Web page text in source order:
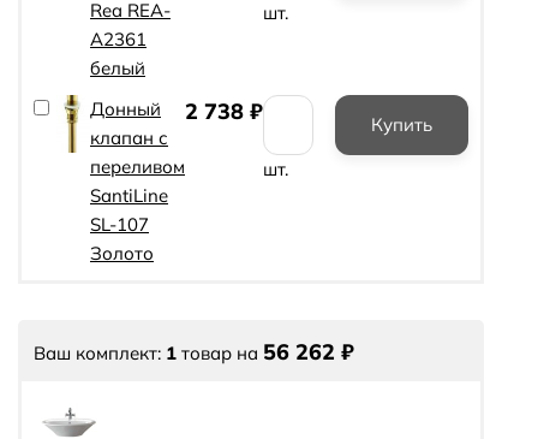
Rea REA-
A2361
белый
шт.
Донный
клапан с
переливом
SantiLine
SL-107
Золото
2 738 ₽
шт.
Ваш комплект: 1 товар на 56 262 ₽